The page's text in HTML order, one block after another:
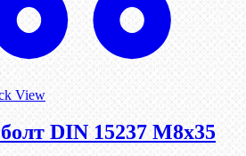
View
DIN 15237 М8х35